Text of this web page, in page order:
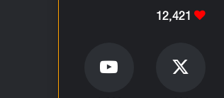
12٬421